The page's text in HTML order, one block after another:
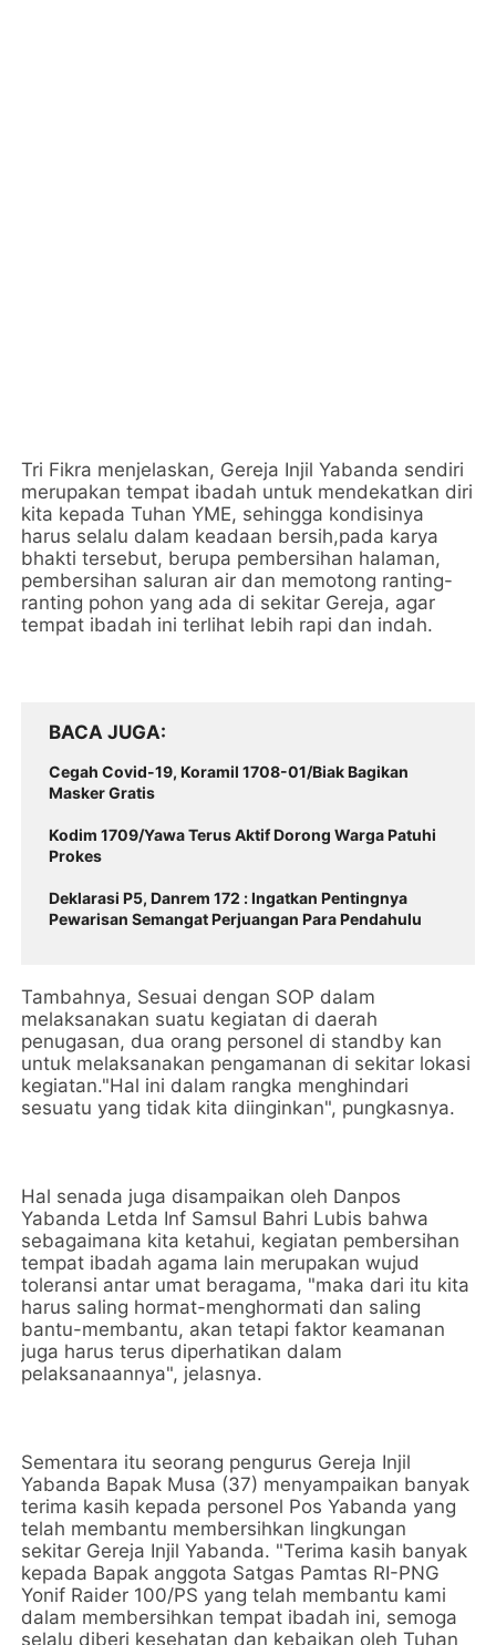
Tri Fikra menjelaskan, Gereja Injil Yabanda sendiri
merupakan tempat ibadah untuk mendekatkan diri
kita kepada Tuhan YME, sehingga kondisinya
harus selalu dalam keadaan bersih,pada karya
bhakti tersebut, berupa pembersihan halaman,
pembersihan saluran air dan memotong ranting-
ranting pohon yang ada di sekitar Gereja, agar
tempat ibadah ini terlihat lebih rapi dan indah.
BACA JUGA
Cegah Covid-19, Koramil 1708-01/Biak Bagikan
Masker Gratis
Kodim 1709/Yawa Terus Aktif Dorong Warga Patuhi
Prokes
Deklarasi P5, Danrem 172 : Ingatkan Pentingnya
Pewarisan Semangat Perjuangan Para Pendahulu
Tambahnya, Sesuai dengan SOP dalam
melaksanakan suatu kegiatan di daerah
penugasan, dua orang personel di standby kan
untuk melaksanakan pengamanan di sekitar lokasi
kegiatan."Hal ini dalam rangka menghindari
sesuatu yang tidak kita diinginkan", pungkasnya.
Hal senada juga disampaikan oleh Danpos
Yabanda Letda Inf Samsul Bahri Lubis bahwa
sebagaimana kita ketahui, kegiatan pembersihan
tempat ibadah agama lain merupakan wujud
toleransi antar umat beragama, "maka dari itu kita
harus saling hormat-menghormati dan saling
bantu-membantu, akan tetapi faktor keamanan
juga harus terus diperhatikan dalam
pelaksanaannya", jelasnya.
Sementara itu seorang pengurus Gereja Injil
Yabanda Bapak Musa (37) menyampaikan banyak
terima kasih kepada personel Pos Yabanda yang
telah membantu membersihkan lingkungan
sekitar Gereja Injil Yabanda. "Terima kasih banyak
kepada Bapak anggota Satgas Pamtas RI-PNG
Yonif Raider 100/PS yang telah membantu kami
dalam membersihkan tempat ibadah ini, semoga
selalu diberi kesehatan dan kebaikan oleh Tuhan